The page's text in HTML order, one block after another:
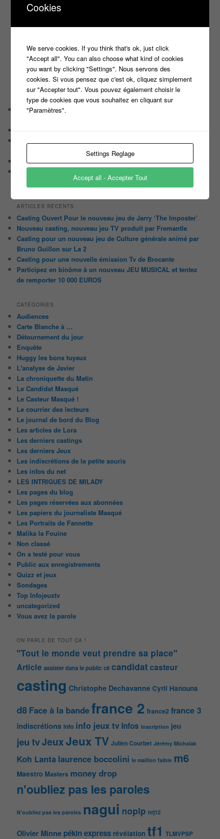
h
L M
16
18 19
23
24 26
30
« Oct Déc »
COMMENTAIRES RÉCENTS
MichèledansLa liste des 98 plus grands Maestros de
MarcdansDéroulement du casting des 12 coups de Midi
de ‘N’oubliez pas les Paroles’
HubacdansDéroulement du casting des 12 coups de Midi
Éternel Prévu
« N’oubliez pas les paroles » de Nagui sur France 2
ARTICLES RÉCENTS
Casting Ouvert Pour le nouveau jeu de Jarry ‘The Imposter’
Nouveau casting, nouveau jeu TV produit par Fremantle
Casting pour un nouveau jeu de Culture générale animé par
Bruno Guillon sur La 2
Casting pour une nouvelle émission Tv de Brocante
Participez en binôme à un nouveau JEU MUSICAL et tentez
de remporter 10 000 EUROS
CATÉGORIES
Audiences
Carte Blanche à …
Détournement du jour
Enquête
Huggy les bons tuyaux
L'analyse de Javier
La chroniquette du Matin
Le Candidat Masqué
Le Casteur Masqué !
Le courrier des lecteurs
Le journal de bord du Blog
Les articles de Lora
Les derniers castings
Les derniers Jeux
Les indiscrétions de la petite souris
Les infos du net
LES INTRIGUES DE MILADY
Les pages du blog
Les pages réservées aux abonnées
Les papiers du journaliste Masqué
Les Portraits de Fannette
Malika la Fouine
Non classé
On a testé pour vous
Public aux enregistrements
Quizz et jeux
Sondages
Top Infojeuxtv
uncategorized
Vous avez la parole
ON PARLE DE TOUT ÇA !
"Tout le monde veut prendre sa place"
Article assister dans le public c8 candidatcasteur
casting Christophe Dechavanne Cyril Hanouna
d8 Face à la bandefrance 2 france2 france 3
indiscrétions info info jeux tv Infos Inscription jeu
jeu tvJeuxJeux TV Julien Courbet Jérémy Michalak
Koh Lanta laurence boccolini le maillon faible m6
Maestro Masters money drop
n'oubliez pas les paroles
N'oubliez pas les paroles nagui noplp nrj12
Olivier Minne pékin express révélation tf1 TLMVPSP
Cookies
We serve cookies. If you think that's ok, just click
"Accept all". You can also choose what kind of cookies
you want by clicking "Settings". Nous servons des
cookies. Si vous pensez que c'est ok, cliquez simplement
sur "Accepter tout". Vous pouvez également choisir le
type de cookies que vous souhaitez en cliquant sur
"Paramètres".
Settings Reglage
Accept all - Accepter Tout